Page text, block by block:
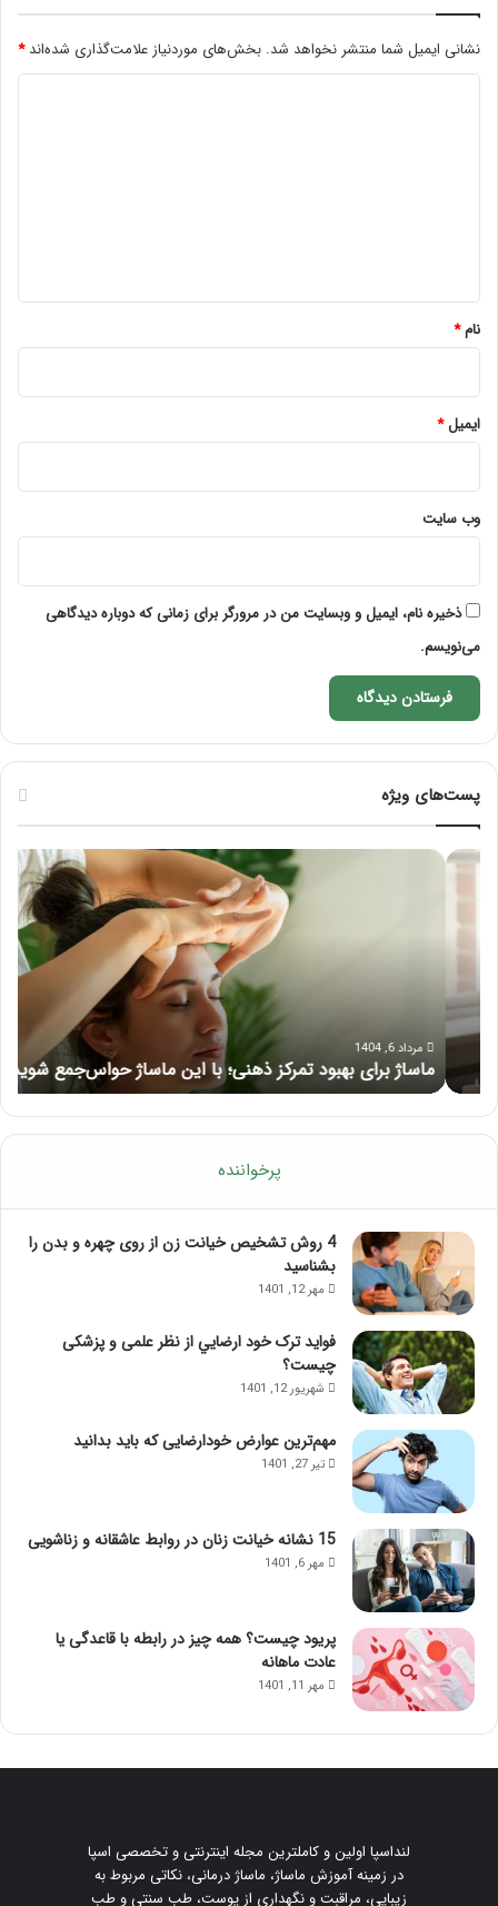
نشانی ایمیل شما منتشر نخواهد شد. بخش‌های موردنیاز علامت‌گذاری شده‌اند*
نام*
ایمیل*
وب‌ سایت
ذخیره نام، ایمیل و وبسایت من در مرورگر برای زمانی که دوباره دیدگاهی
می‌نویسم.
پست‌های ویژه
ماساژ
بهبود
تمرکز
ذهنی؛
این
ماساژ
حواس‌جمع
شوید!
مرداد 6, 1404
ماساژ برای بهبود تمرکز ذهنی؛ با این ماساژ حواس‌جمع شوید!
لب
بعد
پرخواننده
4 روش تشخیص خیانت زن از روی چهره و بدن را
بشناسید
مهر 12, 1401
فواید ترک خود ارضايي از نظر علمی و پزشکی
چیست؟
شهریور 12, 1401
مهم‌ترین عوارض خودارضایی که باید بدانید
تیر 27, 1401
15 نشانه خیانت زنان در روابط عاشقانه و زناشویی
مهر 6, 1401
پریود چیست؟ همه چیز در رابطه با قاعدگی یا
عادت ماهانه
مهر 11, 1401
لنداسپا اولین و کاملترین مجله اینترنتی و تخصصی اسپا
در زمینه آموزش ماساژ، ماساژ درمانی، نکاتی مربوط به
زیبایی، مراقبت و نگهداری از پوست، طب سنتی و طب